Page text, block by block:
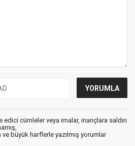
edici cümleler veya imalar, inançlara saldırı
büyük harflerle yazılmış yorumlar